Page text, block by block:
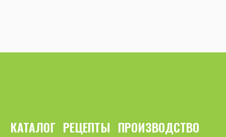
КАТАЛОГ РЕЦЕПТЫ ПРОИЗВОДСТВО